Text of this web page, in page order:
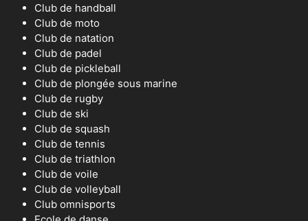
Club de handball
Club de moto
Club de natation
Club de padel
Club de pickleball
Club de plongée sous marine
Club de rugby
Club de ski
Club de squash
Club de tennis
Club de triathlon
Club de voile
Club de volleyball
Club omnisports